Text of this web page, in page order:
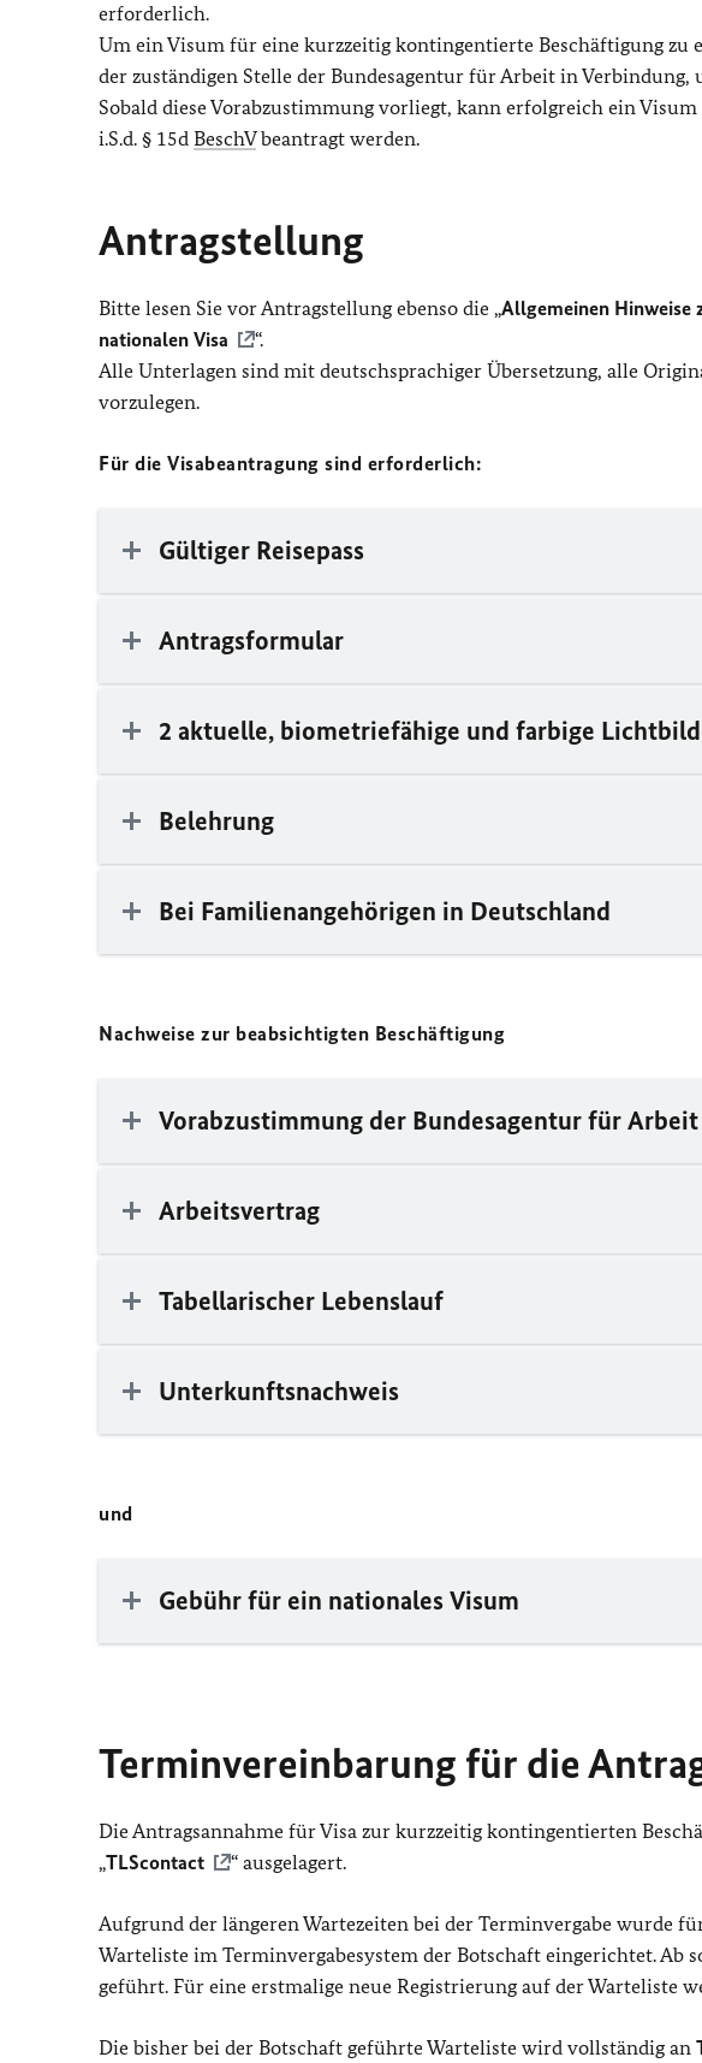
erforderlich.
Um ein Visum für eine kurzzeitig kontingentierte Beschäftigung zu
der zuständigen Stelle der Bundesagentur für Arbeit in Verbindung,
Sobald diese Vorabzustimmung vorliegt, kann erfolgreich ein
i.S.d. § 15d BeschVbeantragt werden.
Antragstellung
Bitte lesen Sie vor Antragstellung ebenso die „Allgemeinen Hinweise
nationalen Visa
“.
Alle Unterlagen sind mit deutschsprachiger Übersetzung, alle
vorzulegen.
Für die Visabeantragung sind erforderlich:
Gültiger Reisepass
Antragsformular
2 aktuelle, biometriefähige und farbige
Belehrung
Bei Familienangehörigen in Deutschland
Nachweise zur beabsichtigten Beschäftigung
Vorabzustimmung der Bundesagentur für Arbeit
Arbeitsvertrag
Tabellarischer Lebenslauf
Unterkunftsnachweis
und
Gebühr für ein nationales Visum
Terminvereinbarung für die
Die Antragsannahme für Visa zur kurzzeitig kontingentierten
„TLScontact “ ausgelagert.
Aufgrund der längeren Wartezeiten bei der Terminvergabe wurde
Warteliste im Terminvergabesystem der Botschaft eingerichtet. Ab
geführt. Für eine erstmalige neue Registrierung auf der Warteliste
Die bisher bei der Botschaft geführte Warteliste wird vollständig an